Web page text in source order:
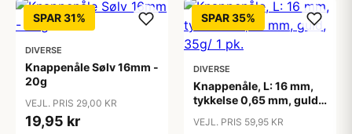
SPAR 31%
DIVERSE
Knappenåle Sølv 16mm -
20g
VEJL. PRIS 29,00 KR
19,95 kr
SPAR 35%
DIVERSE
Knappenåle, L: 16 mm,
tykkelse 0,65 mm, guld,
VEJL. PRIS 59,95 KR